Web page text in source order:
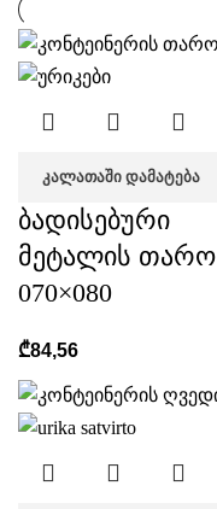
ᲙᲐᲚᲐᲗᲐᲨᲘ ᲓᲐᲛᲐᲢᲔᲑᲐ
ბადისებური
მეტალის თარო
070×080
₾84,56